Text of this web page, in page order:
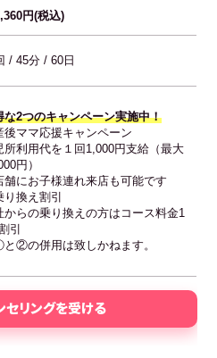
円(税込)
/ 45分 / 60日
な2つのキャンペーン実施中！
ママ応援キャンペーン
所利用代を１回1,000円支給（最大
円）
にお子様連れ来店も可能です
換え割引
からの乗り換えの方はコース料金1
引
②の併用は致しかねます。
セリングを受ける